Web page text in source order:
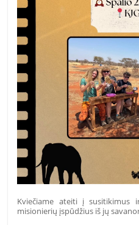
Kviečiame ateiti į susitikimus
misionierių įspūdžius iš jų